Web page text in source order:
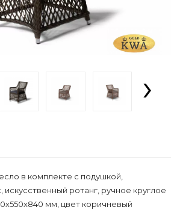
›
в комплекте с подушкой,
ротанг, ручное круглое
мм, цвет коричневый